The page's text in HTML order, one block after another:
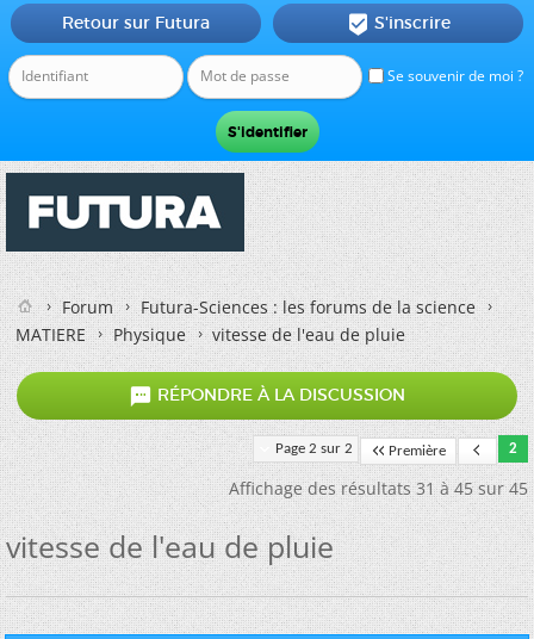
Se souvenir de moi ?
Retour sur Futura  S'inscrire
Forum
Futura-Sciences : les forums de la science
MATIERE
Physique vitesse de l'eau de pluie
 RÉPONDRE À LA DISCUSSION
Page 2 sur 2 Première 2
Affichage des résultats 31 à 45 sur 45
vitesse de l'eau de pluie